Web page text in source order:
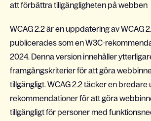
att förbättra tillgängligheten på webben
WCAG 2.2 är en uppdatering av WCAG
publicerades som en W3C-
2024. Denna version innehåller
framgångskriterier för att göra
tillgängligt. WCAG 2.2 täcker en
rekommendationer för att göra
tillgängligt för personer med